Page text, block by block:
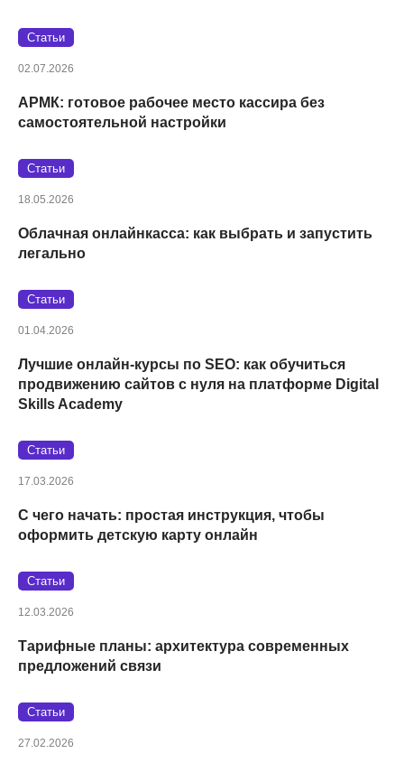
Статьи
02.07.2026
АРМК: готовое рабочее место кассира без
самостоятельной настройки
Статьи
18.05.2026
Облачная онлайнкасса: как выбрать и запустить
легально
Статьи
01.04.2026
Лучшие онлайн-курсы по SEO: как обучиться
продвижению сайтов с нуля на платформе Digital
Skills Academy
Статьи
17.03.2026
С чего начать: простая инструкция, чтобы
оформить детскую карту онлайн
Статьи
12.03.2026
Тарифные планы: архитектура современных
предложений связи
Статьи
27.02.2026